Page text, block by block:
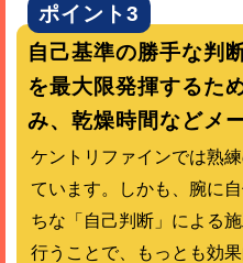
ポイント3
自己基準の勝手な判
を最大限発揮するた
み、乾燥時間などメ
ケントリファインでは熟
ています。しかも、腕に
ちな「自己判断」による
行うことで、もっとも効